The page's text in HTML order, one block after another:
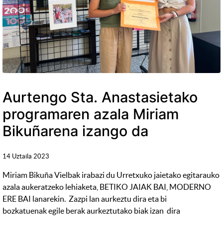
Aurtengo Sta. Anastasietako
programaren azala Miriam
Bikuñarena izango da
14 Uztaila 2023
Miriam Bikuña Vielbak irabazi du Urretxuko jaietako egitarauko
azala aukeratzeko lehiaketa, BETIKO JAIAK BAI, MODERNO
ERE BAI lanarekin. Zazpi lan aurkeztu dira eta bi
bozkatuenak egile berak aurkeztutako biak izan dira